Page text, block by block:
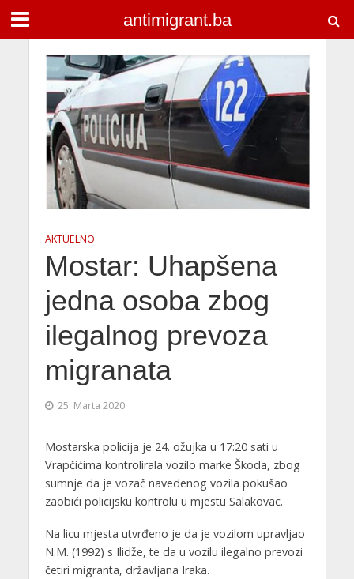
antimigrant.ba
AKTUELNO
Mostar: Uhapšena
jedna osoba zbog
ilegalnog prevoza
migranata
25. Marta 2020.
Mostarska policija je 24. ožujka u 17:20 sati u
Vrapčićima kontrolirala vozilo marke Škoda, zbog
sumnje da je vozač navedenog vozila pokušao
zaobići policijsku kontrolu u mjestu Salakovac.
Na licu mjesta utvrđeno je da je vozilom upravljao
N.M. (1992) s Ilidže, te da u vozilu ilegalno prevozi
četiri migranta, državljana Iraka.